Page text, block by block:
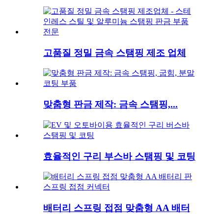
고품질 정밀 금속 스탬핑 제조 업체
맞춤형 판금 제작: 금속 스탬핑,...
효율적인 구리 부스바 스탬핑 및 코팅
배터리 스프링 접점 맞춤형 AA 배터